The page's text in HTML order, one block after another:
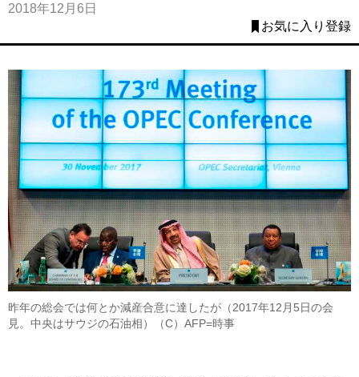
2018年12月6日
お気に入り登録
昨年の総会では何とか減産合意に達したが（2017年12月5日の会
見。中央はサウジの石油相）（C）AFP=時事